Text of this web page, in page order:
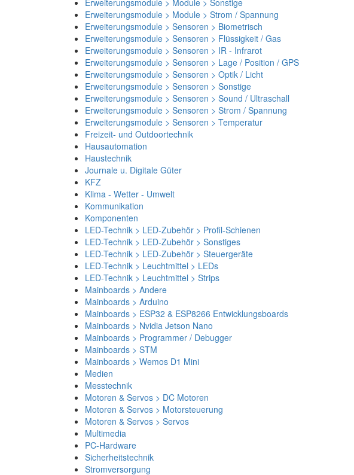
Erweiterungsmodule > Module > Sonstige
Erweiterungsmodule > Module > Strom / Spannung
Erweiterungsmodule > Sensoren > Biometrisch
Erweiterungsmodule > Sensoren > Flüssigkeit / Gas
Erweiterungsmodule > Sensoren > IR - Infrarot
Erweiterungsmodule > Sensoren > Lage / Position / GPS
Erweiterungsmodule > Sensoren > Optik / Licht
Erweiterungsmodule > Sensoren > Sonstige
Erweiterungsmodule > Sensoren > Sound / Ultraschall
Erweiterungsmodule > Sensoren > Strom / Spannung
Erweiterungsmodule > Sensoren > Temperatur
Freizeit- und Outdoortechnik
Hausautomation
Haustechnik
Journale u. Digitale Güter
KFZ
Klima - Wetter - Umwelt
Kommunikation
Komponenten
LED-Technik > LED-Zubehör > Profil-Schienen
LED-Technik > LED-Zubehör > Sonstiges
LED-Technik > LED-Zubehör > Steuergeräte
LED-Technik > Leuchtmittel > LEDs
LED-Technik > Leuchtmittel > Strips
Mainboards > Andere
Mainboards > Arduino
Mainboards > ESP32 & ESP8266 Entwicklungsboards
Mainboards > Nvidia Jetson Nano
Mainboards > Programmer / Debugger
Mainboards > STM
Mainboards > Wemos D1 Mini
Medien
Messtechnik
Motoren & Servos > DC Motoren
Motoren & Servos > Motorsteuerung
Motoren & Servos > Servos
Multimedia
PC-Hardware
Sicherheitstechnik
Stromversorgung